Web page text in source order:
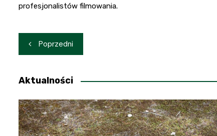
profesjonalistów filmowania.
Nawigacja
wpisu
Poprzedni
Aktualności